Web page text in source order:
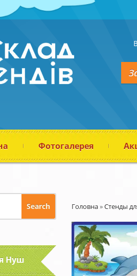
Фотогалерея
Нуш
Головна»Стенды